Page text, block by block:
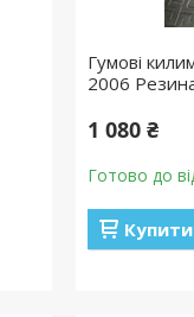
Гумові
2006
1 080 ₴
Готово до
Купити